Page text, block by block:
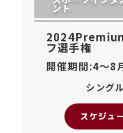
ント
フ選手権
開催期間:4〜8
シング
スケジュ